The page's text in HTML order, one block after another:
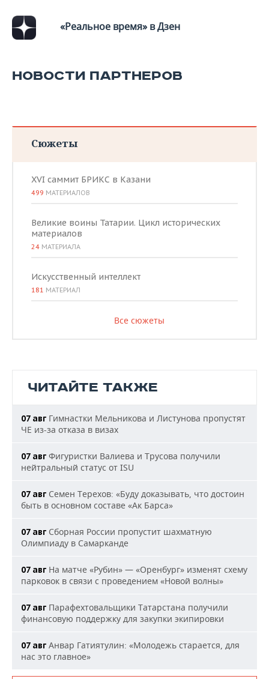
«Реальное время» в Дзен
НОВОСТИ ПАРТНЕРОВ
Сюжеты
XVI саммит БРИКС в Казани
499 МАТЕРИАЛОВ
Великие воины Татарии. Цикл исторических
материалов
24 МАТЕРИАЛА
Искусственный интеллект
181 МАТЕРИАЛ
Все сюжеты
ЧИТАЙТЕ ТАКЖЕ
07 авг Гимнастки Мельникова и Листунова пропустят
ЧЕ из-за отказа в визах
07 авг Фигуристки Валиева и Трусова получили
нейтральный статус от ISU
07 авг Семен Терехов: «Буду доказывать, что достоин
быть в основном составе «Ак Барса»
07 авг Сборная России пропустит шахматную
Олимпиаду в Самарканде
07 авг На матче «Рубин» — «Оренбург» изменят схему
парковок в связи с проведением «Новой волны»
07 авг Парафехтовальщики Татарстана получили
финансовую поддержку для закупки экипировки
07 авг Анвар Гатиятулин: «Молодежь старается, для
нас это главное»